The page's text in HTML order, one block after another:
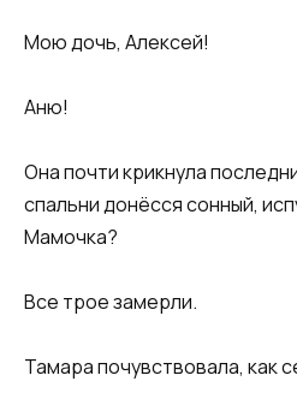
Мою дочь, Алексей!
Аню!
Она почти крикнула
спальни донёсся сонный,
Мамочка?
Все трое замерли.
Тамара почувствовала, как